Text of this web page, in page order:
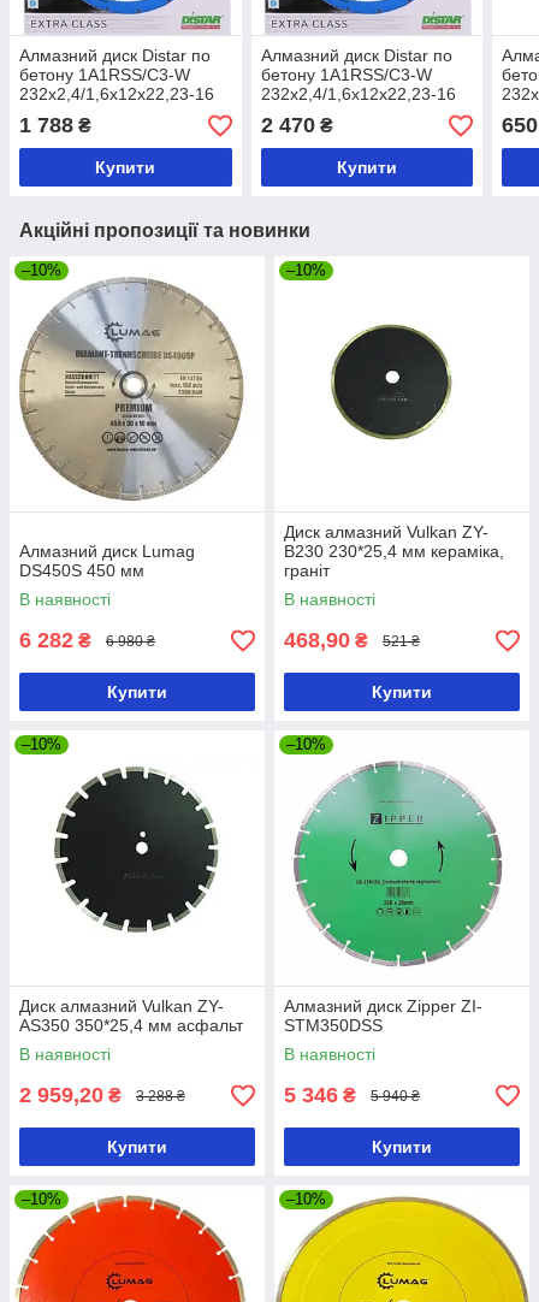
Алмазний диск Distar по
бетону 1A1RSS/C3-W
232x2,4/1,6x12x22,23-16
1 788 ₴
Купити
Алмазний диск Distar по
бетону 1A1RSS/C3-W
232x2,4/1,6x12x22,23-16
2 470₴
Купити
650
Акційні пропозиції та новинки
–10%
Алмазний диск Lumag
DS450S 450 мм
В наявності
6 282 ₴ 6 980 ₴
Купити
–10%
Диск алмазний Vulkan ZY-
B230 230*25,4 мм кераміка,
граніт
В наявності
468,90 ₴ 521 ₴
Купити
–10%
Диск алмазний Vulkan ZY-
AS350 350*25,4 мм асфальт
В наявності
2 959,20 ₴ 3 288 ₴
Купити
–10%
Алмазний диск Zipper ZI-
STM350DSS
В наявності
5 346 ₴ 5 940 ₴
Купити
–10% –10%